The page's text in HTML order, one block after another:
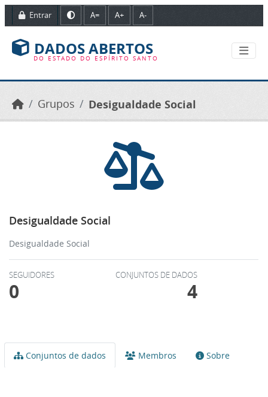
Ir para o conteúdo principal
Entrar A= A+ A-
DADOS ABERTOS
DO ESTADO DO ESPÍRITO SANTO
Grupos Desigualdade Social
Desigualdade Social
Desigualdade Social
SEGUIDORES
0
CONJUNTOS DE DADOS
4
Conjuntos de dados Membros Sobre